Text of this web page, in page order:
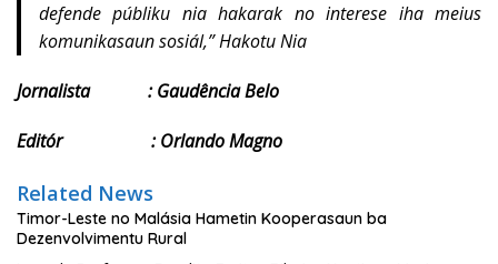
defende públiku nia hakarak no interese iha meius
komunikasaun sosiál,” Hakotu Nia
Jornalista : Gaudência Belo
Editór : Orlando Magno
Related News
Timor-Leste no Malásia Hametin Kooperasaun ba
Dezenvolvimentu Rural